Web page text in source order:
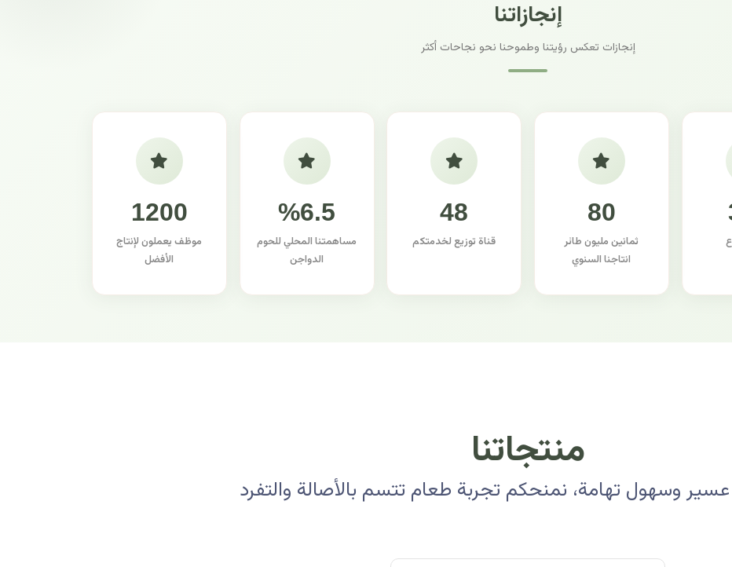
إنجازاتنا
إنجازات تعكس رؤيتنا وطموحنا نحو نجاحات أكثر
80
ثمانين مليون طائر
انتاجنا السنوي
48
قناة توزيع لخدمتكم
%6.5
مساهمتنا المحلي للحوم
الدواجن
1200
موظف يعملون لإنتاج
الأفضل
منتجاتنا
وسهول تهامة، نمنحكم تجربة طعام تتسم بالأصالة والتفرد